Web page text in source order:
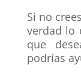
Si no
verdad lo
que
podrías